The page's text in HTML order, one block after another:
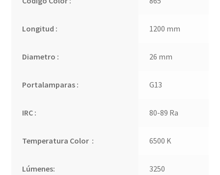
Longitud : 1200 mm
Diametro : 26 mm
Portalamparas : G13
IRC : 80-89 Ra
Temperatura Color : 6500 K
Lúmenes: 3250